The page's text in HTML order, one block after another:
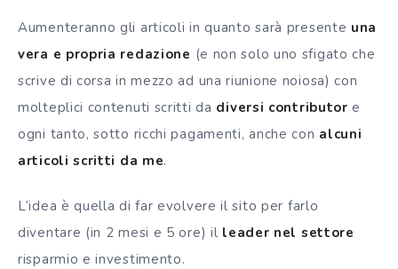
Aumenteranno gli articoli in quanto sarà presente una
vera e propria redazione (e non solo uno sfigato che
scrive di corsa in mezzo ad una riunione noiosa) con
molteplici contenuti scritti da diversi contributor e
ogni tanto, sotto ricchi pagamenti, anche con alcuni
articoli scritti da me.
L’idea è quella di far evolvere il sito per farlo
diventare (in 2 mesi e 5 ore) il leader nel settore
risparmio e investimento.